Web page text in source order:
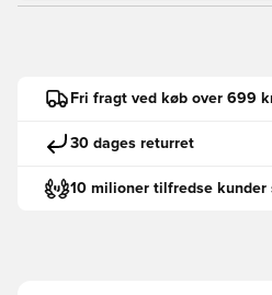
Fri fragt ved køb over 699
30 dages returret
10 milioner tilfredse kunder